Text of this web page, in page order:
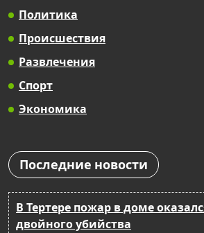
Политика
Происшествия
Развлечения
Спорт
Экономика
Последние новости
В Тертере пожар в доме
двойного убийства